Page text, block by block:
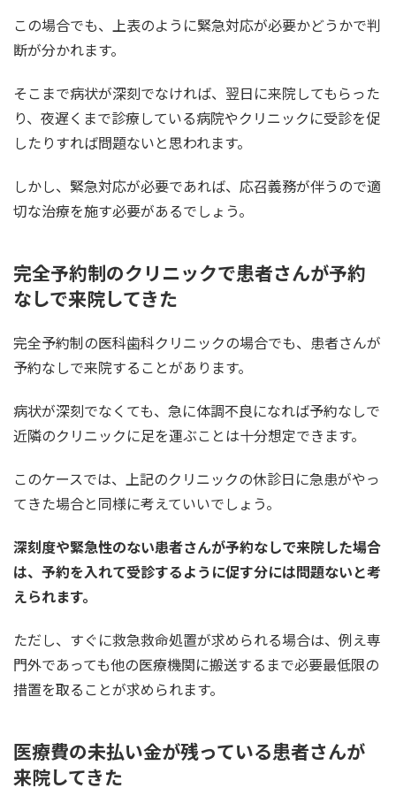
この場合でも、上表のように緊急対応が必要かどうかで判
断が分かれます。
そこまで病状が深刻でなければ、翌日に来院してもらった
り、夜遅くまで診療している病院やクリニックに受診を促
したりすれば問題ないと思われます。
しかし、緊急対応が必要であれば、応召義務が伴うので適
切な治療を施す必要があるでしょう。
完全予約制のクリニックで患者さんが予約
なしで来院してきた
完全予約制の医科歯科クリニックの場合でも、患者さんが
予約なしで来院することがあります。
病状が深刻でなくても、急に体調不良になれば予約なしで
近隣のクリニックに足を運ぶことは十分想定できます。
このケースでは、上記のクリニックの休診日に急患がやっ
てきた場合と同様に考えていいでしょう。
深刻度や緊急性のない患者さんが予約なしで来院した場合
は、予約を入れて受診するように促す分には問題ないと考
えられます。
ただし、すぐに救急救命処置が求められる場合は、例え専
門外であっても他の医療機関に搬送するまで必要最低限の
措置を取ることが求められます。
医療費の未払い金が残っている患者さんが
来院してきた